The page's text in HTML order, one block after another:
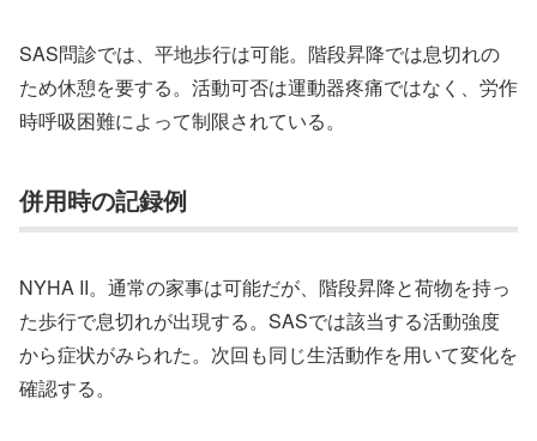
SAS問診では、平地歩行は可能。階段昇降では息切れの
ため休憩を要する。活動可否は運動器疼痛ではなく、労作
時呼吸困難によって制限されている。
併用時の記録例
NYHA II。通常の家事は可能だが、階段昇降と荷物を持っ
た歩行で息切れが出現する。SASでは該当する活動強度
から症状がみられた。次回も同じ生活動作を用いて変化を
確認する。